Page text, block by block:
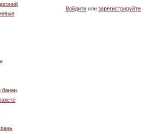
банан
Войдитеили